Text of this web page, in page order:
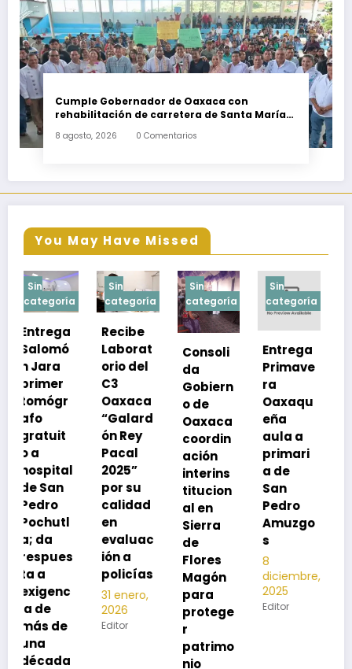
Cumple Gobernador de Oaxaca con
rehabilitación de carretera de Santa María
8 agosto, 2026 0 Comentarios
You May Have Missed
Sin
categoría
Recibe
Laborat
orio del
C3
Oaxaca
“Galard
ón Rey
Pacal
2025”
por su
calidad
en
evaluac
ión a
policías
31 enero,
2026
Editor
Sin
categoría
Consoli
da
Gobiern
o de
Oaxaca
coordin
ación
interins
titucion
al en
Sierra
de
Flores
Magón
para
protege
r
Sin
categoría
Entrega
Primave
ra
Oaxaqu
eña
aula a
primari
a de
San
Pedro
Amuzgo
s
8
diciembre,
2025
Editor
Sin
categoría
Exhorta
SSO a
vacuna
rse de
neumoc
oco
para
preveni
r la
neumon
ía
2025
Editor